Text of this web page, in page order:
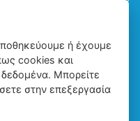
Βρείτε μαςή έχουμε
cookies και
Μπορείτε
στην επεξεργασία